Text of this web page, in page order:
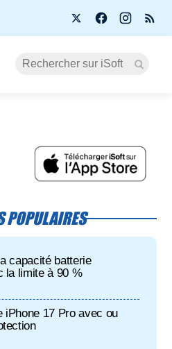
POPULAIRES
capacité batterie
la limite à 90 %
iPhone 17 Pro avec ou